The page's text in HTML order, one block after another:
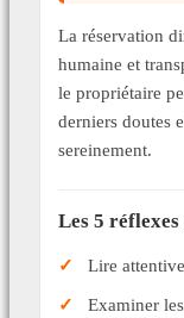
La réservation
humaine et
le propriétaire
derniers doutes
sereinement.
Les 5 réflexes
Lire
Examiner